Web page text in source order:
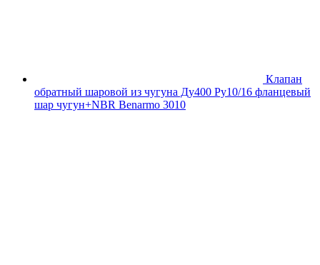
Клапан
обратный шаровой из чугуна Ду400 Ру10/16 фланцевый
шар чугун+NBR Benarmo 3010